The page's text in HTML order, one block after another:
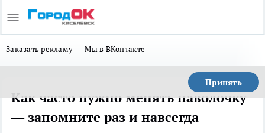
Заказать рекламу Мы в ВКонтакте
Принять
Как часто нужно менять наволочку
— запомните раз и навсегда